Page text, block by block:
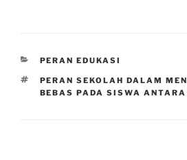
CATEGORIES
PERAN EDUKASI
TAGS
PERAN SEKOLAH DALAM
BEBAS PADA SISWA